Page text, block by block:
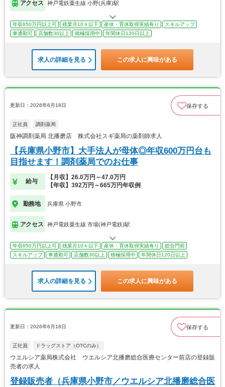
アクセス 神戸電鉄粟生線 小野(兵庫)駅
年収650万円以上可 残業月10ｈ以下 産休・育休取得実績有り
スキルアップ
車通勤可
店舗数30以上 積極採用中 年間休日120日以上
求人の詳細を見る この求人に興味がある
更新日：2026年6月18日 保存する
正社員 調剤薬局
阪神調剤薬局 北播磨店 株式会社スギ薬局の薬剤師求人
【兵庫県小野市】大手法人が母体◎年収600万円台も
目指せます！調剤薬局でのお仕事
給与
【月収】26.0万円～47.0万円
【年収】392万円～665万円年収例
勤務地 兵庫県 小野市
アクセス 神戸電鉄粟生線 市場(神戸電鉄)駅
年収650万円以上可 残業月10ｈ以下 産休・育休取得実績有り
総合門前
スキルアップ
車通勤可 店舗数30以上 積極採用中 年間休日120日以上
求人の詳細を見る この求人に興味がある
更新日：2026年6月18日 保存する
正社員 ドラッグストア（OTCのみ）
ウエルシア薬局株式会社 ウエルシア北播磨総合医療センター前店の登録販
売者の求人
登録販売者（兵庫県小野市／ウエルシア北播磨総合医